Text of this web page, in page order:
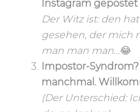
Instagram gepostet
Der Witz ist: den
gesehen, der mich
man man man…😂
Impostor-Syndrom?
manchmal.
(Der Unterschied: